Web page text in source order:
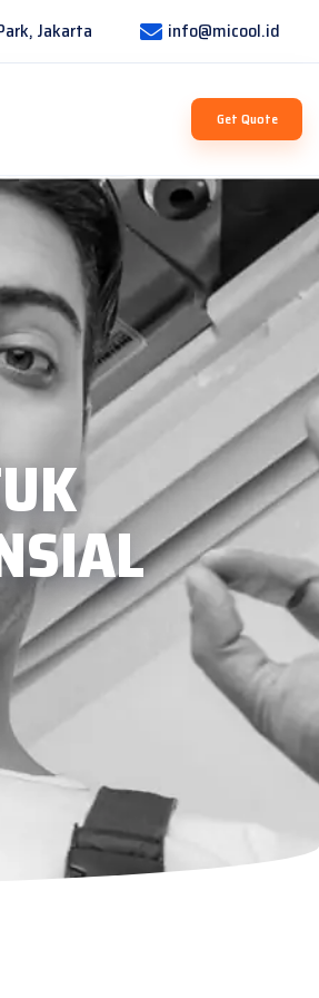
Jakarta info@micool.id
Get Quote